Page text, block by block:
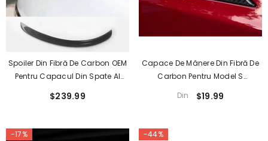
Spoiler Din Fibră De Carbon OEM
Pentru Capacul Din Spate Al
$239.99
Capace De Mânere Din Fibră De
Carbon Pentru Model S
Pentru Modelele Din 2012-2020
Din $19.99
-17% -44%